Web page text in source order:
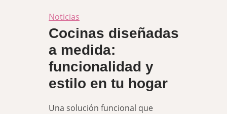
Noticias
Cocinas diseñadas
a medida:
funcionalidad y
estilo en tu hogar
Una solución funcional que